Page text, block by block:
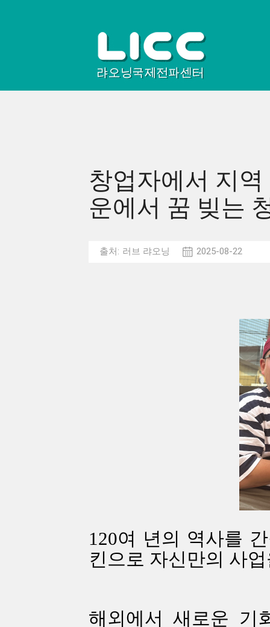
창업자에서 지
운에서 꿈 빚는
출처: 러브 랴오닝 2025-08-22
120여 년의 역사를
킨으로 자신만의 사
해외에서 새로운